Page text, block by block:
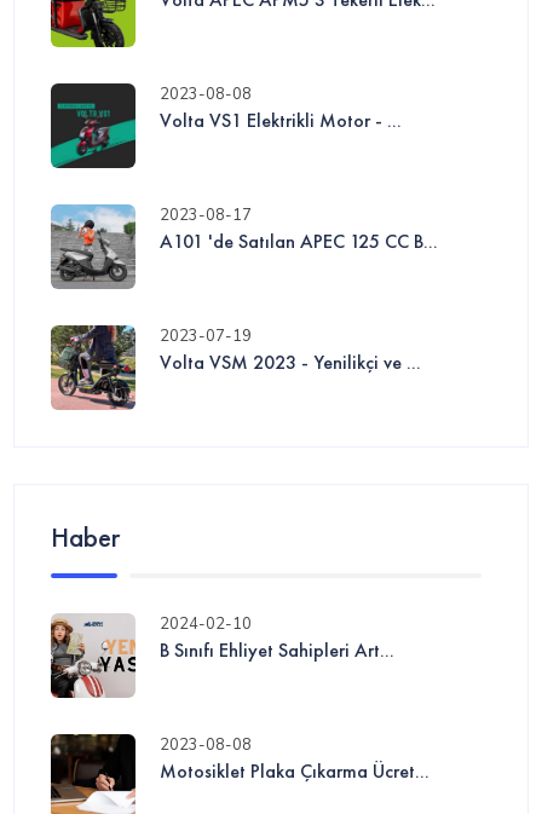
2023-08-08
Volta VS1 Elektrikli Motor - ...
2023-08-17
A101 'de Satılan APEC 125 CC B...
2023-07-19
Volta VSM 2023 - Yenilikçi ve ...
Haber
2024-02-10
B Sınıfı Ehliyet Sahipleri Art...
2023-08-08
Motosiklet Plaka Çıkarma Ücret...